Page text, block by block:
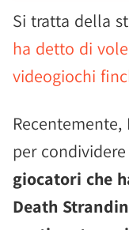
Si tratta della
ha detto di
videogiochi
per
giocatori che
Death